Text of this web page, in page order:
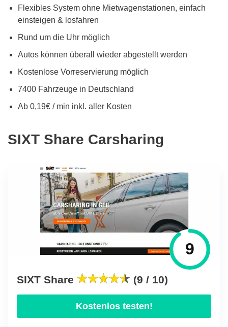
Flexibles System ohne Mietwagenstationen, einfach
einsteigen & losfahren
Rund um die Uhr möglich
Autos können überall wieder abgestellt werden
Kostenlose Vorreservierung möglich
7400 Fahrzeuge in Deutschland
Ab 0,19€ / min inkl. aller Kosten
SIXT Share Carsharing
9
SIXT Share (9 / 10)
Kostenlos testen!